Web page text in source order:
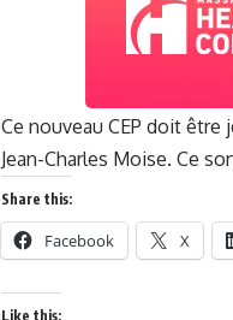
Ce nouveau CEP doit être
Jean-Charles Moise. Ce
Share this:
Facebook X
Like this: